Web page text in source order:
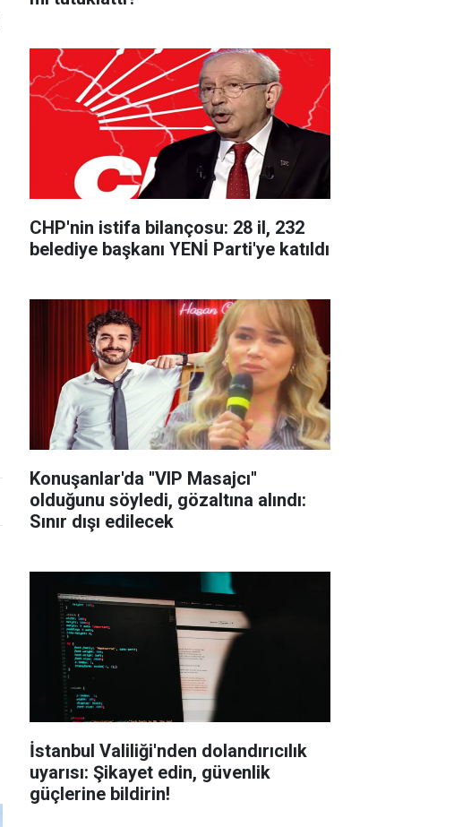
CHP'nin istifa bilançosu: 28 il, 232
belediye başkanı YENİ Parti'ye katıldı
Konuşanlar'da ''VIP Masajcı''
olduğunu söyledi, gözaltına alındı:
Sınır dışı edilecek
İstanbul Valiliği'nden dolandırıcılık
uyarısı: Şikayet edin, güvenlik
güçlerine bildirin!